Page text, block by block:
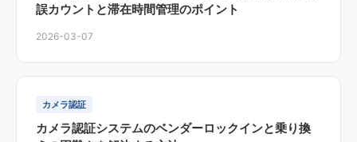
誤カウントと滞在時間管理のポイント
2026-03-07
カメラ認証
カメラ認証システムのベンダーロックインと乗り換